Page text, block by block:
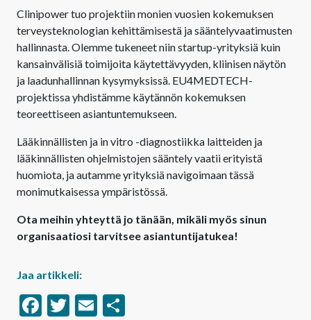
Clinipower tuo projektiin monien vuosien kokemuksen
terveysteknologian kehittämisestä ja sääntelyvaatimusten
hallinnasta. Olemme tukeneet niin startup-yrityksiä kuin
kansainvälisiä toimijoita käytettävyyden, kliinisen näytön
ja laadunhallinnan kysymyksissä. EU4MEDTECH-
projektissa yhdistämme käytännön kokemuksen
teoreettiseen asiantuntemukseen.
Lääkinnällisten ja in vitro -diagnostiikka laitteiden ja
lääkinnällisten ohjelmistojen sääntely vaatii erityistä
huomiota, ja autamme yrityksiä navigoimaan tässä
monimutkaisessa ympäristössä.
Ota meihin yhteyttä jo tänään, mikäli myös sinun
organisaatiosi tarvitsee asiantuntijatukea!
Jaa artikkeli:
Facebook
Twitter
Email